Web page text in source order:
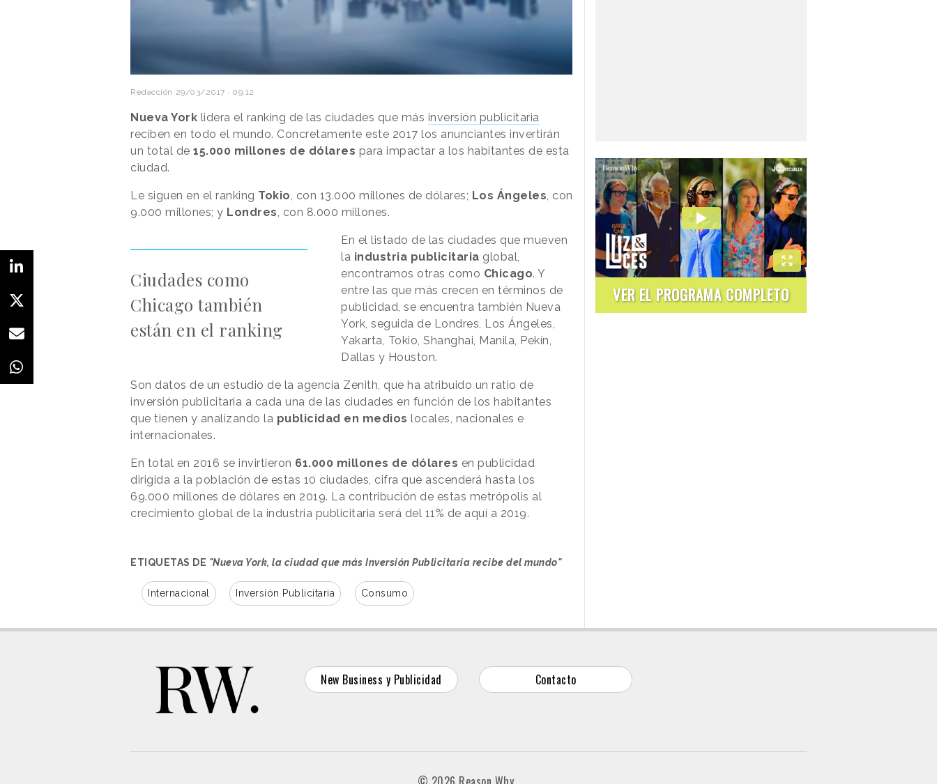
Redacción 29/03/2017 · 09:12
Nueva York lidera el ranking de las ciudades que más inversión publicitaria
reciben en todo el mundo. Concretamente este 2017 los anunciantes invertirán
un total de 15.000 millones de dólares para impactar a los habitantes de esta
ciudad.
Le siguen en el ranking Tokio , con 13.000 millones de dólares; Los Ángeles , con
9.000 millones; y Londres , con 8.000 millones.
Ciudades como
Chicago también
están en el ranking
En el listado de las ciudades que mueven
la industria publicitaria global,
encontramos otras como Chicago. Y
entre las que más crecen en términos de
publicidad, se encuentra también Nueva
York, seguida de Londres, Los Ángeles,
Yakarta, Tokio, Shanghai, Manila, Pekín,
Dallas y Houston.
Son datos de un estudio de la agencia Zenith, que ha atribuido un ratio de
inversión publicitaria a cada una de las ciudades en función de los habitantes
que tienen y analizando la publicidad en medios locales, nacionales e
internacionales.
En total en 2016 se invirtieron 61.000 millones de dólares en publicidad
dirigida a la población de estas 10 ciudades, cifra que ascenderá hasta los
69.000 millones de dólares en 2019. La contribución de estas metrópolis al
crecimiento global de la industria publicitaria será del 11% de aquí a 2019.
ETIQUETAS DE "Nueva York, la ciudad que más Inversión Publicitaria recibe del mundo"
Internacional Inversión Publicitaria Consumo
VER EL PROGRAMA COMPLETO
New Business y Publicidad Contacto